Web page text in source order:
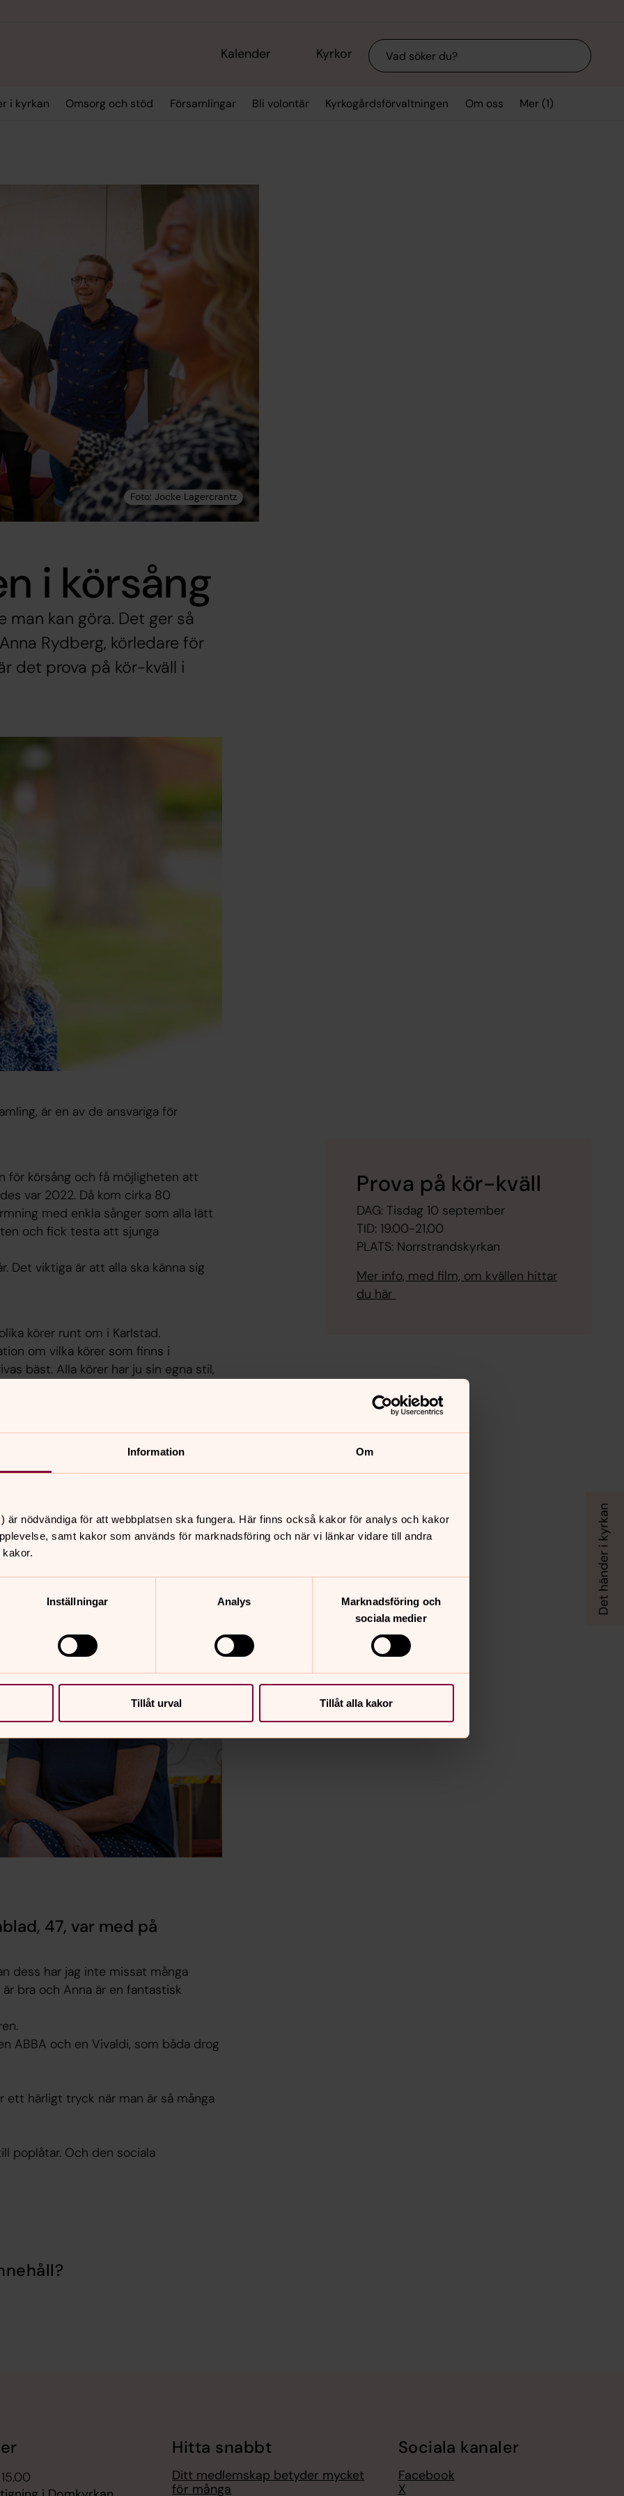
Information Om
är nödvändiga för att webbplatsen ska fungera. Här finns också kakor för analys och kakor
samt kakor som används för marknadsföring och när vi länkar vidare till andra
Inställningar Analys
Marknadsföring och
sociala medier
Tillåt urval Tillåt alla kakor
Kalender Kyrkor Sök
i kyrkan Omsorg och stöd Församlingar Bli volontär Kyrkogårdsförvaltningen Om oss Mer (1)
i körsång
kan göra. Det ger så
Rydberg, körledare för
det prova på kör-kväll i
är en av de ansvariga för
för körsång och få möjligheten att
var 2022. Då kom cirka 80
med enkla sånger som alla lätt
och fick testa att sjunga
Det viktiga är att alla ska känna sig
körer runt om i Karlstad.
om vilka körer som finns i
bäst. Alla körer har ju sin egna stil,
vi enbart ­fokuserar på sånger med
alla möjliga genrer. Så den myten
Janne Johansson, körledare för
arrangerar prova på kör-kvällen.
innan och de som sjungit mycket
vill träffa oss körledare.
Prova på kör-kväll
DAG: Tisdag 10 september
TID: 19.00-21.00
PLATS: Norrstrandskyrkan
Mer info, med film, om kvällen hittar
du här
47, var med på
dess har jag inte missat många
bra och Anna är en fantastisk
ABBA och en Vivaldi, som båda drog
härligt tryck när man är så många
poplåtar. Och den sociala
Hitta snabbt
Ditt medlemskap betyder mycket
för många
Sociala kanaler
Facebook
X